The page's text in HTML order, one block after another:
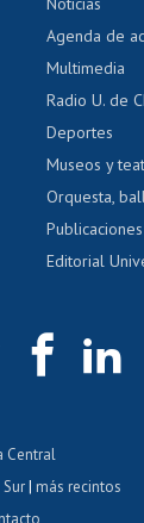
Acoso
Agenda de
Multimedia
Radio U. de
Deportes
Museos y
Orquesta,
Publicaciones
Editorial
Central
Sur| más recintos